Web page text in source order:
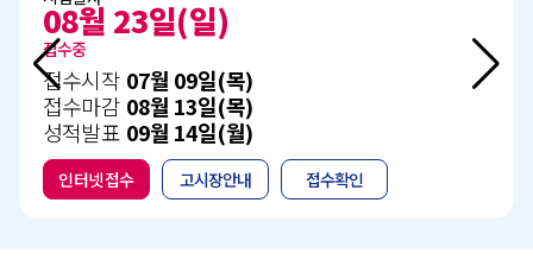
08월 23일(일)
접수중
접수시작 07월 09일(목)
접수마감 08월 13일(목)
성적발표 09월 14일(월)
인터넷 접수 고시장안내 접수확인